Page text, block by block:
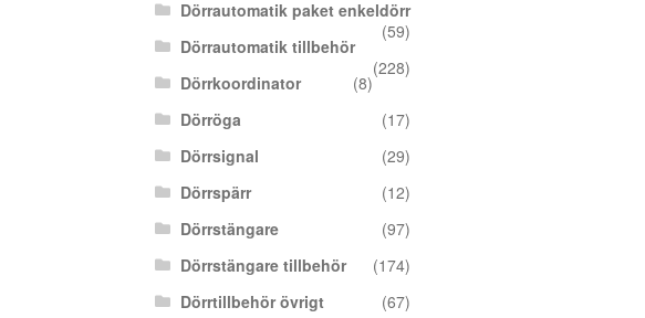
Dörrautomatik paket enkeldörr
(59)
Dörrautomatik tillbehör
(228)
Dörrkoordinator
(8)
Dörröga
(17)
Dörrsignal
(29)
Dörrspärr
(12)
Dörrstängare
(97)
Dörrstängare tillbehör
(174)
Dörrtillbehör övrigt
(67)